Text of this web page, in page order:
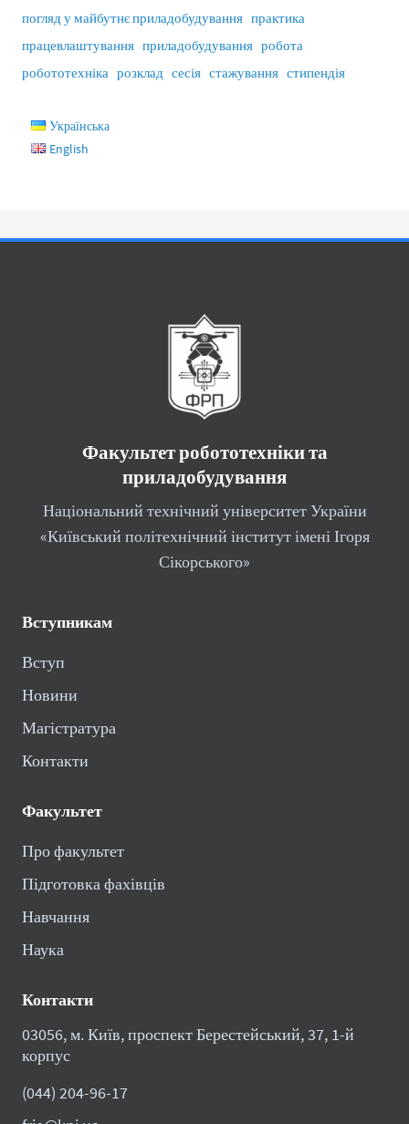
погляд у майбутнє приладобудування практика
працевлаштування приладобудування робота
робототехніка розклад сесія стажування стипендія
Українська
English
Факультет робототехніки та
приладобудування
Національний технічний університет України
«Київський політехнічний інститут імені Ігоря
Сікорського»
Вступникам
Вступ
Новини
Магістратура
Контакти
Факультет
Про факультет
Підготовка фахівців
Навчання
Наука
Контакти
03056, м. Київ, проспект Берестейський, 37, 1-й
корпус
(044) 204-96-17